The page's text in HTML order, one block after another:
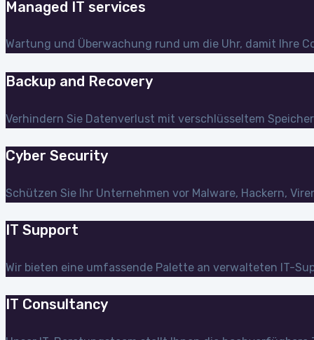
Managed IT services
Wartung und Überwachung rund um die Uhr, damit Ihre
Backup and Recovery
Verhindern Sie Datenverlust mit verschlüsseltem
Cyber Security
Schützen Sie Ihr Unternehmen vor Malware, Hackern,
IT Support
Wir bieten eine umfassende Palette an verwalteten IT-
IT Consultancy